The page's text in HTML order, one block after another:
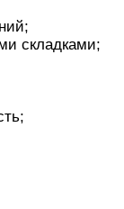
складками;